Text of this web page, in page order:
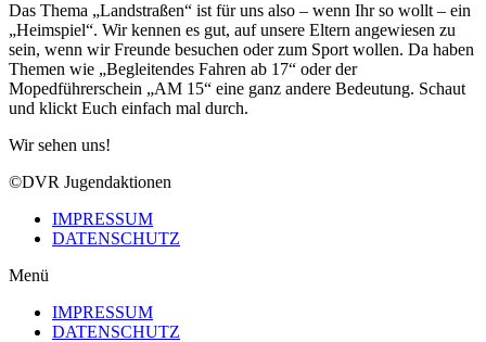
Das Thema „Landstraßen“ ist für uns also – wenn Ihr so wollt – ein
„Heimspiel“. Wir kennen es gut, auf unsere Eltern angewiesen zu
sein, wenn wir Freunde besuchen oder zum Sport wollen. Da haben
Themen wie „Begleitendes Fahren ab 17“ oder der
Mopedführerschein „AM 15“ eine ganz andere Bedeutung. Schaut
und klickt Euch einfach mal durch.
Wir sehen uns!
©DVR Jugendaktionen
IMPRESSUM
DATENSCHUTZ
Menü
IMPRESSUM
DATENSCHUTZ